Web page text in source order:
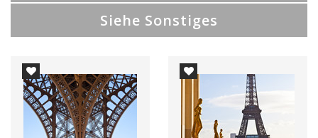
Siehe Sonstiges